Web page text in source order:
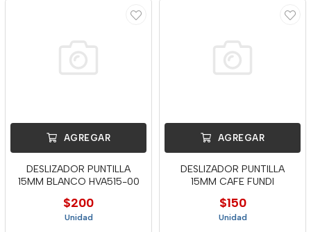
AGREGAR
DESLIZADOR PUNTILLA
15MM BLANCO HVA515-00
$200
Unidad
AGREGAR
DESLIZADOR PUNTILLA
15MM CAFE FUNDI
$150
Unidad